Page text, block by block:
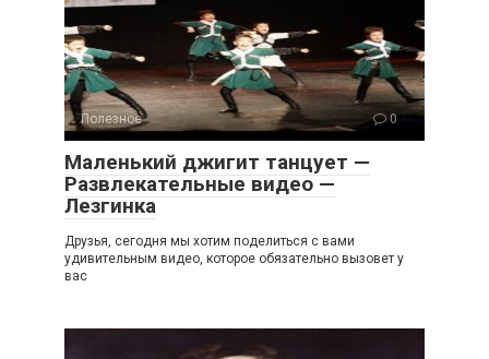
Полезное 0
Маленький джигит танцует —
Развлекательные видео —
Лезгинка
Друзья, сегодня мы хотим поделиться с вами
удивительным видео, которое обязательно вызовет у
вас